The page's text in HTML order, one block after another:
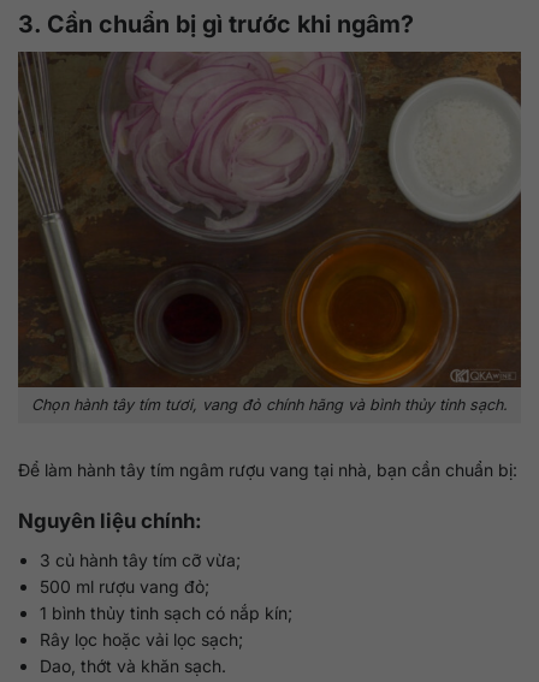
3. Cần chuẩn bị gì trước khi ngâm?
Chọn hành tây tím tươi, vang đỏ chính hãng và bình thủy tinh sạch.
Để làm hành tây tím ngâm rượu vang tại nhà, bạn cần chuẩn bị:
Nguyên liệu chính:
3 củ hành tây tím cỡ vừa;
500 ml rượu vang đỏ;
1 bình thủy tinh sạch có nắp kín;
Rây lọc hoặc vải lọc sạch;
Dao, thớt và khăn sạch.